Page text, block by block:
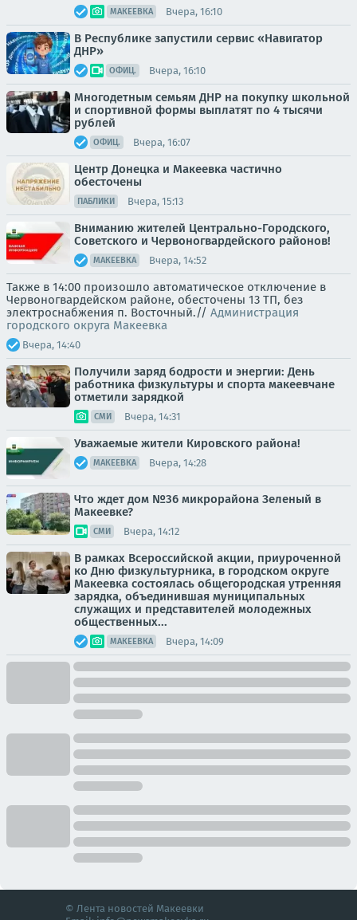
МАКЕЕВКА Вчера, 16:10
В Республике запустили сервис «Навигатор
ДНР»
ОФИЦ. Вчера, 16:10
Многодетным семьям ДНР на покупку школьной
и спортивной формы выплатят по 4 тысячи
рублей
ОФИЦ. Вчера, 16:07
Центр Донецка и Макеевка частично
обесточены
ПАБЛИКИ Вчера, 15:13
Вниманию жителей Центрально-Городского,
Советского и Червоногвардейского районов!
МАКЕЕВКА Вчера, 14:52
Также в 14:00 произошло автоматическое отключение в
Червоногвардейском районе, обесточены 13 ТП, без
электроснабжения п. Восточный.// Администрация
городского округа Макеевка
Вчера, 14:40
Получили заряд бодрости и энергии: День
работника физкультуры и спорта макеевчане
отметили зарядкой
СМИ Вчера, 14:31
Уважаемые жители Кировского района!
МАКЕЕВКА Вчера, 14:28
Что ждет дом №36 микрорайона Зеленый в
Макеевке?
СМИ Вчера, 14:12
В рамках Всероссийской акции, приуроченной
ко Дню физкультурника, в городском округе
Макеевка состоялась общегородская утренняя
зарядка, объединившая муниципальных
служащих и представителей молодежных
общественных...
МАКЕЕВКА Вчера, 14:09
© Лента новостей Макеевки